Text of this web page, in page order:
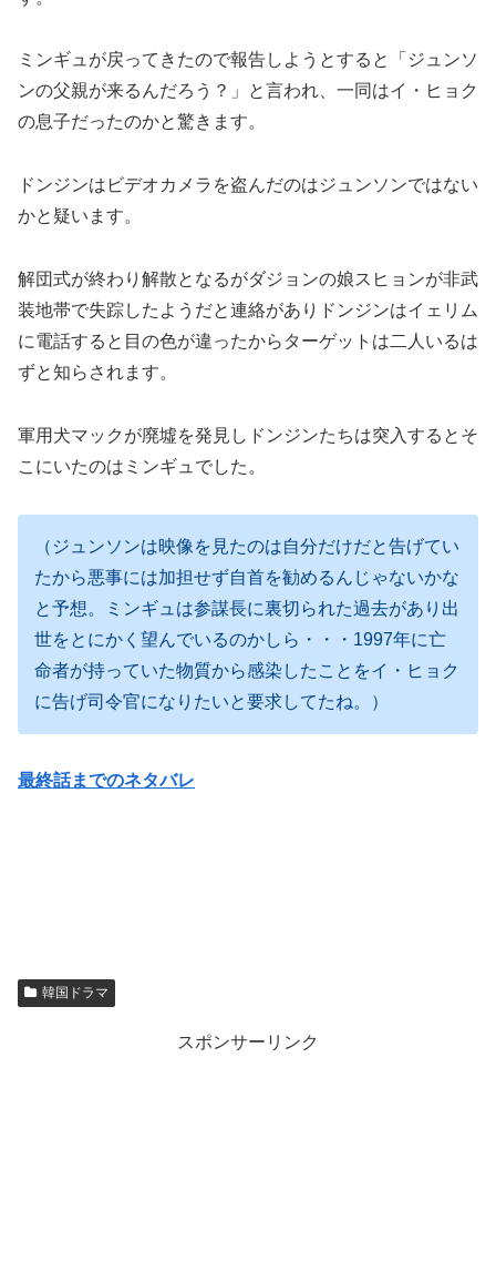
ミンギュが戻ってきたので報告しようとすると「ジュンソ
ンの父親が来るんだろう？」と言われ、一同はイ・ヒョク
の息子だったのかと驚きます。
ドンジンはビデオカメラを盗んだのはジュンソンではない
かと疑います。
解団式が終わり解散となるがダジョンの娘スヒョンが非武
装地帯で失踪したようだと連絡がありドンジンはイェリム
に電話すると目の色が違ったからターゲットは二人いるは
ずと知らされます。
軍用犬マックが廃墟を発見しドンジンたちは突入するとそ
こにいたのはミンギュでした。
（ジュンソンは映像を見たのは自分だけだと告げてい
たから悪事には加担せず自首を勧めるんじゃないかな
と予想。ミンギュは参謀長に裏切られた過去があり出
世をとにかく望んでいるのかしら・・・1997年に亡
命者が持っていた物質から感染したことをイ・ヒョク
に告げ司令官になりたいと要求してたね。）
最終話までのネタバレ
韓国ドラマ
スポンサーリンク